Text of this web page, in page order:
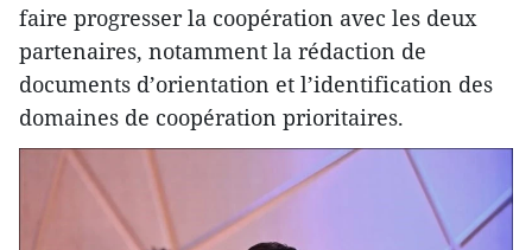
faire progresser la coopération avec les deux
partenaires, notamment la rédaction de
documents d’orientation et l’identification des
domaines de coopération prioritaires.